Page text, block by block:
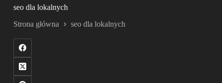
seo dla lokalnych
Strona główna seo dla lokalnych